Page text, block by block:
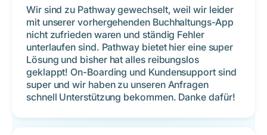
Wir sind zu Pathway gewechselt, weil wir leider
mit unserer vorhergehenden Buchhaltungs-App
nicht zufrieden waren und ständig Fehler
unterlaufen sind. Pathway bietet hier eine super
Lösung und bisher hat alles reibungslos
geklappt! On-Boarding und Kundensupport sind
super und wir haben zu unseren Anfragen
schnell Unterstützung bekommen. Danke dafür!